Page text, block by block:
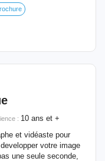
: 10 ans et +
et vidéaste pour
votre image
une seule seconde,